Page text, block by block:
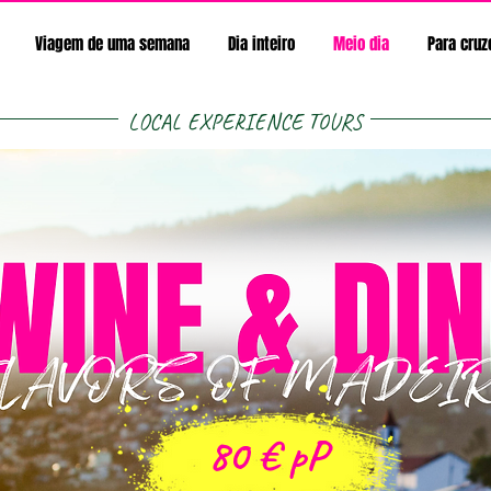
Viagem de uma semana Dia inteiro Meio dia Para
LOCAL EXPERIENCE TOURS
80€pP